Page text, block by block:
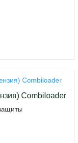
Combiloader